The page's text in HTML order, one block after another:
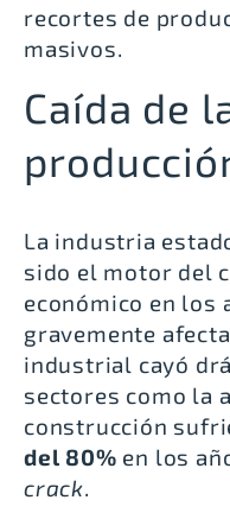
recortes de
masivos.
Caída de
La industria
sido el motor del
económico en los
gravemente
industrial cayó
sectores como la
construcción
del 80% en los
crack.